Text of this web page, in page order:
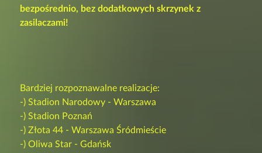
bezpośrednio, bez dodatkowych skrzynek z
zasilaczami!
Bardziej rozpoznawalne realizacje:
-) Stadion Narodowy - Warszawa
-) Stadion Poznań
-) Złota 44 - Warszawa Śródmieście
-) Oliwa Star - Gdańsk